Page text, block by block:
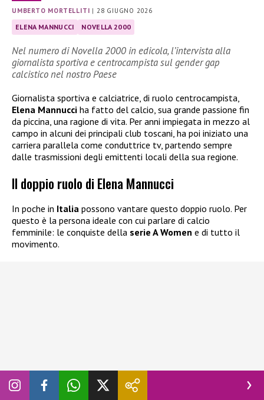
UMBERTO MORTELLITI | 28 GIUGNO 2026
ELENA MANNUCCI NOVELLA 2000
Nel numero di Novella 2000 in edicola, l’intervista alla
giornalista sportiva e centrocampista sul gender gap
calcistico nel nostro Paese
Giornalista sportiva e calciatrice, di ruolo centrocampista,
Elena Mannucci ha fatto del calcio, sua grande passione fin
da piccina, una ragione di vita. Per anni impiegata in mezzo al
campo in alcuni dei principali club toscani, ha poi iniziato una
carriera parallela come conduttrice tv, partendo sempre
dalle trasmissioni degli emittenti locali della sua regione.
Il doppio ruolo di Elena Mannucci
In poche in Italia possono vantare questo doppio ruolo. Per
questo è la persona ideale con cui parlare di calcio
femminile: le conquiste della serie A Women e di tutto il
movimento.